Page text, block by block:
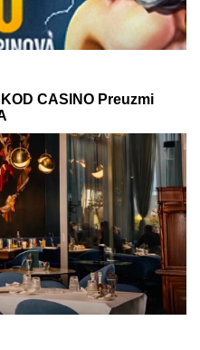
KOJI SU PUCALI U
Jeremić 5 dana
"Znali su šta
PRAVO DA
Nemanje Gudelja se
što je postao deda i
su odnosi u porodici -
PRIJAVU ZA
Oglasio se
Radanović nakon